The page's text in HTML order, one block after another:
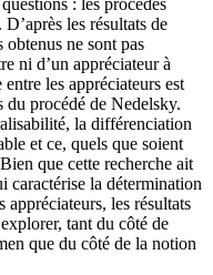
: les procédés
les résultats de
obtenus ne sont pas
ni d’un appréciateur à
les appréciateurs est
du procédé de Nedelsky.
la différenciation
et ce, quels que soient
que cette recherche ait
caractérise la détermination
appréciateurs, les résultats
tant du côté de
que du côté de la notion